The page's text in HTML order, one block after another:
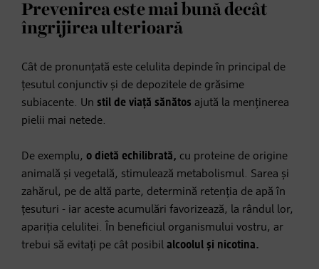
Prevenirea este mai bună decât
îngrijirea ulterioară
Cât de pronunțată este celulita depinde în principal de
țesutul conjunctiv și de depozitele de grăsime
subiacente. Un stil de viață sănătos ajută la menținerea
pielii mai netede.
De exemplu, o dietă echilibrată, cu proteine de origine
animală și vegetală, stimulează metabolismul. Sarea și
zahărul, pe de altă parte, determină retenția de apă în
țesuturi - iar aceste acumulări favorizează, la rândul lor,
apariția celulitei. În beneficiul organismului vostru, ar
trebui să evitați pe cât posibil alcoolul și nicotina.